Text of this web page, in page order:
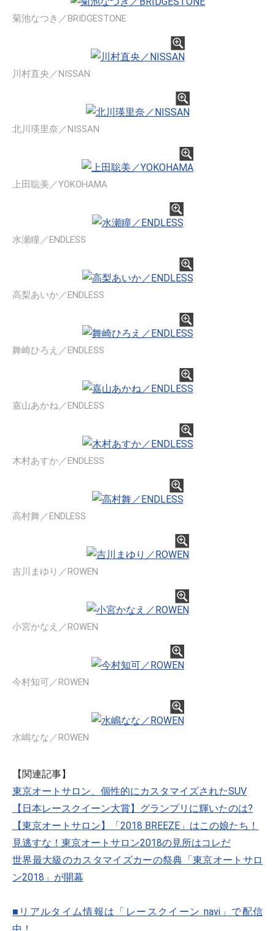
菊池なつき／BRIDGESTONE
川村直央／NISSAN
北川瑛里奈／NISSAN
上田聡美／YOKOHAMA
水瀬瞳／ENDLESS
高梨あいか／ENDLESS
舞崎ひろえ／ENDLESS
嘉山あかね／ENDLESS
木村あすか／ENDLESS
高村舞／ENDLESS
吉川まゆり／ROWEN
小宮かなえ／ROWEN
今村知可／ROWEN
水嶋なな／ROWEN
【関連記事】
東京オートサロン、個性的にカスタマイズされたSUV
【日本レースクイーン大賞】グランプリに輝いたのは?
【東京オートサロン】「2018 BREEZE」はこの娘たち！
見逃すな！東京オートサロン2018の見所はコレだ
世界最大級のカスタマイズカーの祭典「東京オートサロ
ン2018」が開幕
■リアルタイム情報は「レースクイーン navi」で配信